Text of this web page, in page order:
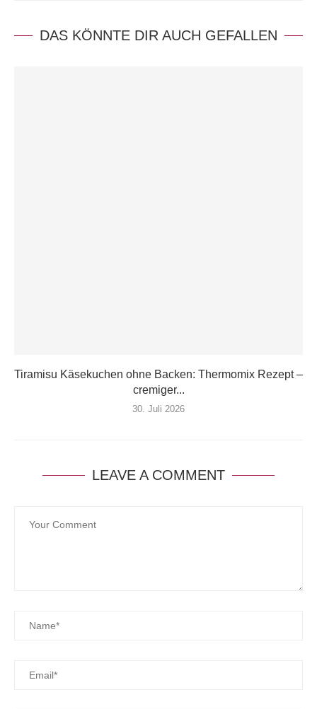
DAS KÖNNTE DIR AUCH GEFALLEN
Tiramisu Käsekuchen ohne Backen: Thermomix Rezept –
cremiger...
30. Juli 2026
LEAVE A COMMENT